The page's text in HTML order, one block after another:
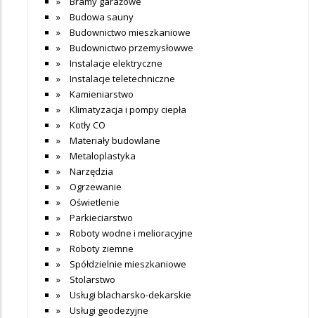
Budowa sauny
Budownictwo mieszkaniowe
Budownictwo przemysłowwe
Instalacje elektryczne
Instalacje teletechniczne
Kamieniarstwo
Klimatyzacja i pompy ciepła
Kotły CO
Materiały budowlane
Metaloplastyka
Narzędzia
Ogrzewanie
Oświetlenie
Parkieciarstwo
Roboty wodne i melioracyjne
Roboty ziemne
Spółdzielnie mieszkaniowe
Stolarstwo
Usługi blacharsko-dekarskie
Usługi geodezyjne